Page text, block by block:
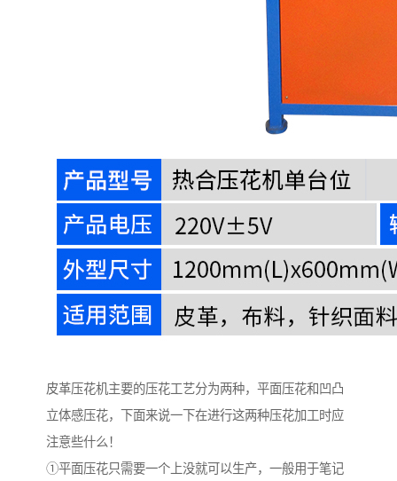
皮革压花机主要的压花工艺分为两种，平面压花和凹凸
立体感压花，下面来说一下在进行这两种压花加工时应
注意些什么！
①平面压花只需要一个上没就可以生产，一般用于笔记